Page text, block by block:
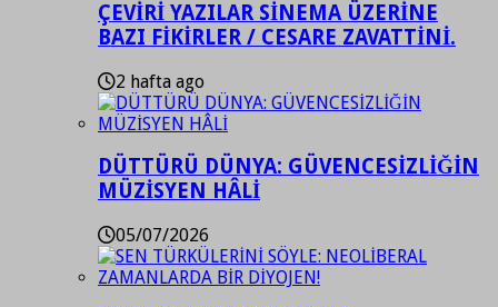
ÇEVİRİ YAZILAR SİNEMA ÜZERİNE
BAZI FİKİRLER / CESARE ZAVATTİNİ.
2 hafta ago
DÜTTÜRÜ DÜNYA: GÜVENCESİZLİĞİN
MÜZİSYEN HÂLİ
05/07/2026